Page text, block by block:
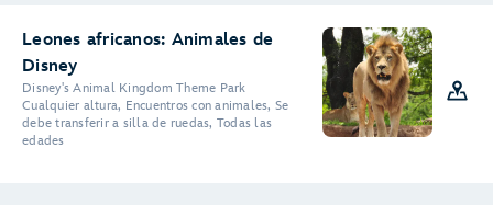
Leones africanos: Animales de
Disney
Disney's Animal Kingdom Theme Park
Cualquier altura, Encuentros con animales, Se
debe transferir a silla de ruedas, Todas las
edades